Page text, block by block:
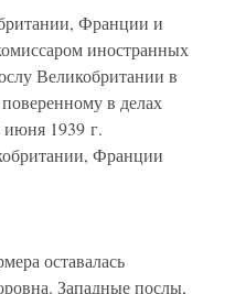
Франции и
иностранных
Великобритании в
в делах
1939 г.
Франции
оставалась
Западные послы,